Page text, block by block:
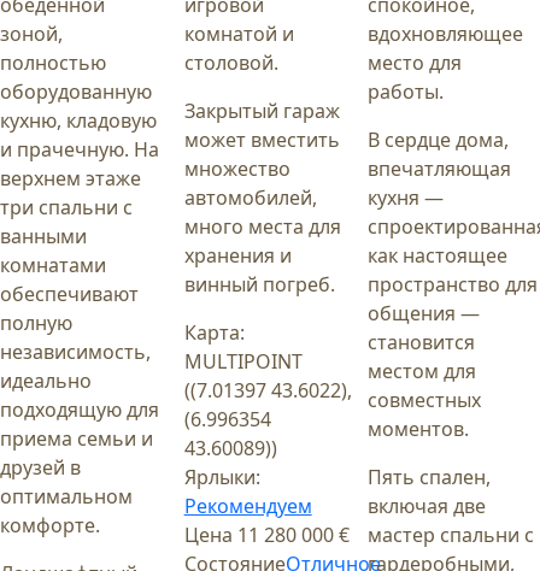
зоной,
полностью
оборудованную
кухню, кладовую
и прачечную. На
верхнем этаже
три спальни с
ванными
комнатами
обеспечивают
полную
независимость,
идеально
подходящую для
приема семьи и
друзей в
оптимальном
комфорте.
комнатой и
столовой.
Закрытый гараж
может вместить
множество
автомобилей,
много места для
хранения и
винный погреб.
Карта:
MULTIPOINT
((7.01397 43.6022),
(6.996354
43.60089))
Ярлыки:
Рекомендуем
Цена 11 280 000 €
СостояниеОтличное
вдохновляющее
место для
работы.
В сердце дома,
впечатляющая
кухня —
как настоящее
пространство для
общения —
становится
местом для
совместных
моментов.
Пять спален,
включая две
мастер спальни с
гардеробными,